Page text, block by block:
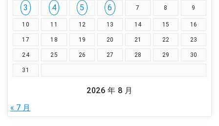
2026 年 8 月
3
4 5 6 7 8 9
10 11 12 13 14 15 16
17 18 19 20 21 22 23
24 25 26 27 28 29 30
31
« 7 月